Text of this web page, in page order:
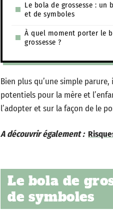
Le bola de grossesse : un
et de symboles
À quel moment porter le
grossesse ?
Bien plus qu’une simple
potentiels pour la mère et
l’adopter et sur la façon de le
A découvrir également :
Le bola de
de symboles